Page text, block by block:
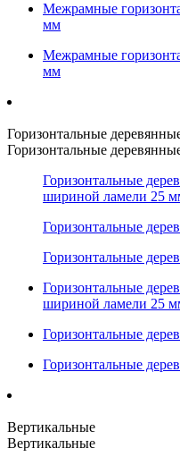
Межрамные
мм
Межрамные
мм
Горизонтальные
Горизонтальные
Горизонтальные
шириной ламели 25
Горизонтальные
Горизонтальные
Горизонтальные
шириной ламели 25
Горизонтальные
Горизонтальные
Вертикальные
Вертикальные